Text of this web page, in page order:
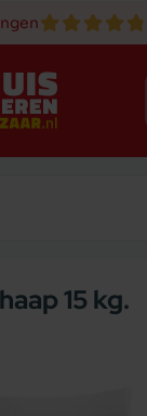
15 kg.